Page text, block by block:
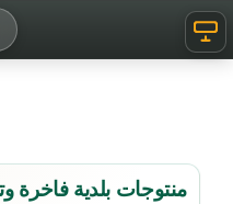
التجاوز
إلى
المحتوى
إظهار قوائم
منتوجات بلدية فاخرة
إظهار رأس الصفحة